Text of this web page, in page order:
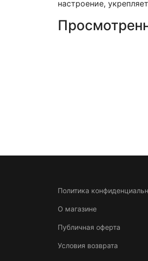
настроение,
Политика
О магазине
Публичная оферта
Условия возврата